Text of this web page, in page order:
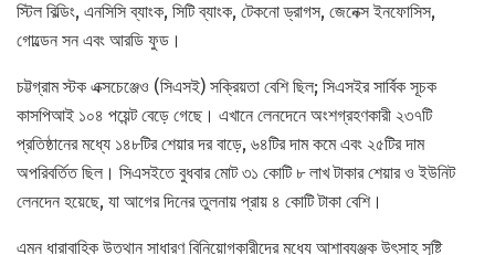
স্টিল বিল্ডিং, এনসিসি ব্যাংক, সিটি ব্যাংক, টেকনো ড্রাগস, জেনেক্স ইনফোসিস,
গোল্ডেন সন এবং আরডি ফুড।
চট্টগ্রাম স্টক এক্সচেঞ্জেও (সিএসই) সক্রিয়তা বেশি ছিল; সিএসইর সার্বিক সূচক
কাসপিআই ১০৪ পয়েন্ট বেড়ে গেছে। এখানে লেনদেনে অংশগ্রহণকারী ২৩৭টি
প্রতিষ্ঠানের মধ্যে ১৪৮টির শেয়ার দর বাড়ে, ৬৪টির দাম কমে এবং ২৫টির দাম
অপরিবর্তিত ছিল। সিএসইতে বুধবার মোট ৩১ কোটি ৮ লাখ টাকার শেয়ার ও ইউনিট
লেনদেন হয়েছে, যা আগের দিনের তুলনায় প্রায় ৪ কোটি টাকা বেশি।
এমন ধারাবাহিক উত্থান সাধারণ বিনিয়োগকারীদের মধ্যে আশাব্যঞ্জক উৎসাহ সৃষ্টি